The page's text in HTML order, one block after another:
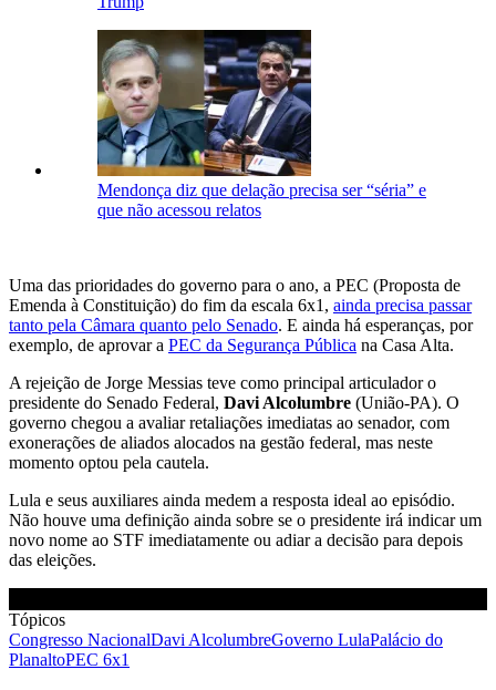
Mendonça diz que delação precisa ser “séria” e
que não acessou relatos
Uma das prioridades do governo para o ano, a PEC (Proposta de
Emenda à Constituição) do fim da escala 6x1, ainda precisa passar
tanto pela Câmara quanto pelo Senado. E ainda há esperanças, por
exemplo, de aprovar a PEC da Segurança Pública na Casa Alta.
A rejeição de Jorge Messias teve como principal articulador o
presidente do Senado Federal, Davi Alcolumbre (União-PA). O
governo chegou a avaliar retaliações imediatas ao senador, com
exonerações de aliados alocados na gestão federal, mas neste
momento optou pela cautela.
Lula e seus auxiliares ainda medem a resposta ideal ao episódio.
Não houve uma definição ainda sobre se o presidente irá indicar um
novo nome ao STF imediatamente ou adiar a decisão para depois
das eleições.
Tópicos
Congresso NacionalDavi AlcolumbreGoverno LulaPalácio do
PlanaltoPEC 6x1